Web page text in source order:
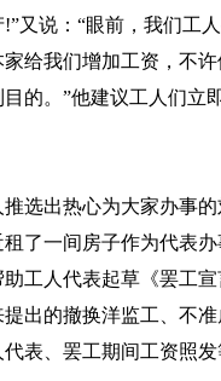
又说：“眼前，我们工
给我们增加工资，不
的。”他建议工人们立
出热心为大家办事的
了一间房子作为代表
工人代表起草《罢工
出的撤换洋监工、不
表、罢工期间工资照发